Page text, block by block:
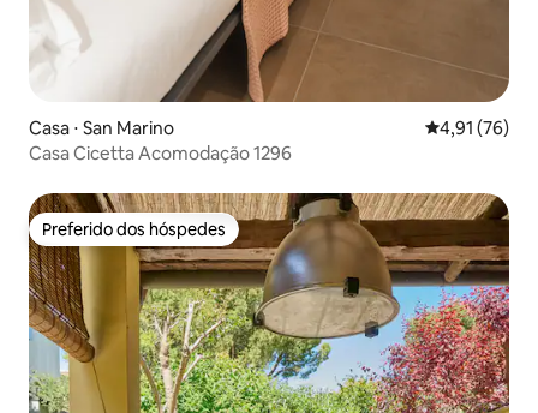
Casa ⋅ San Marino 4,91 de uma
4,91 (76)
Casa Cicetta Acomodação 1296
Preferido dos hóspedes
Preferido dos hóspedes